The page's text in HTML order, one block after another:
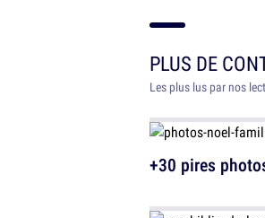
PLUS DE
Les plus lus par nos
+30 pires